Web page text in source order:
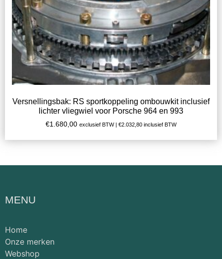
Versnellingsbak: RS sportkoppeling ombouwkit inclusief
lichter vliegwiel voor Porsche 964 en 993
€1.680,00 exclusief BTW | €2.032,80 inclusief BTW
MENU
Home
Onze merken
Webshop